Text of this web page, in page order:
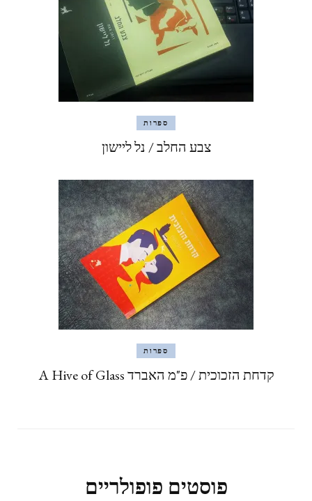
ספרות
צבע החלב / נל ליישון
ספרות
קדחת הזכוכית / פ"מ האברד A Hive of Glass
פוסטים פופולריים